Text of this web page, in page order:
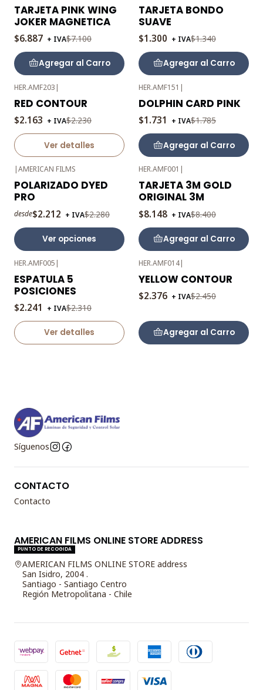
-3%
OFF
TARJETA PINK WING
JOKER MAGNETICA
$6.887 + IVA$7.100
Agregar al Carro
-3%
OFF
TARJETA BONDO
SUAVE
$1.300 + IVA$1.340
Agregar al Carro
-3%
OFF
Agotado
HER.AMF203 |
RED CONTOUR
$2.163 + IVA$2.230
Ver detalles
-3%
OFF
HER.AMF151 |
DOLPHIN CARD PINK
$1.731 + IVA$1.785
Agregar al Carro
-3%
OFF
|AMERICAN FILMS
POLARIZADO DYED
PRO
desde$2.212 + IVA$2.280
Ver opciones
-3%
OFF
HER.AMF001 |
TARJETA 3M GOLD
ORIGINAL 3M
$8.148 + IVA$8.400
Agregar al Carro
-3%
OFF
HER.AMF005 |
ESPATULA 5
POSICIONES
$2.241 + IVA$2.310
Ver detalles
-3%
OFF
HER.AMF014|
YELLOW CONTOUR
$2.376 + IVA$2.450
Agregar al Carro
Síguenos
CONTACTO
Contacto
AMERICAN FILMS ONLINE STORE ADDRESS
PUNTO DE RECOGIDA
AMERICAN FILMS ONLINE STORE address
San Isidro, 2004 .
Santiago - Santiago Centro
Región Metropolitana - Chile